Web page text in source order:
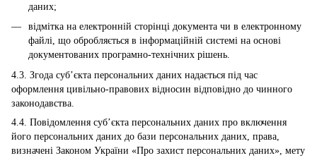
даних;
відмітка на електронній сторінці документа чи в електронному
файлі, що обробляється в інформаційній системі на основі
документованих програмно-технічних рішень.
4.3. Згода суб’єкта персональних даних надається під час
оформлення цивільно-правових відносин відповідно до чинного
законодавства.
4.4. Повідомлення суб’єкта персональних даних про включення
його персональних даних до бази персональних даних, права,
визначені Законом України «Про захист персональних даних», мету